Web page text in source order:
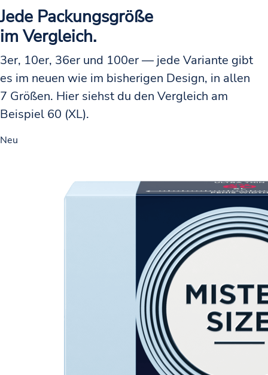
Jede Packungsgröße
im Vergleich.
3er, 10er, 36er und 100er — jede Variante gibt
es im neuen wie im bisherigen Design, in allen
7 Größen. Hier siehst du den Vergleich am
Beispiel 60 (XL).
Neu